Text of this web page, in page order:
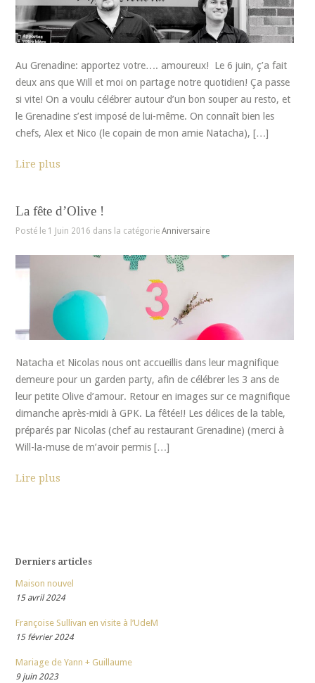
Au Grenadine: apportez votre…. amoureux! Le 6 juin, ç’a fait
deux ans que Will et moi on partage notre quotidien! Ça passe
si vite! On a voulu célébrer autour d’un bon souper au resto, et
le Grenadine s’est imposé de lui-même. On connaît bien les
chefs, Alex et Nico (le copain de mon amie Natacha), […]
Lire plus
La fête d’Olive !
Posté le 1 Juin 2016 dans la catégorie Anniversaire
Natacha et Nicolas nous ont accueillis dans leur magnifique
demeure pour un garden party, afin de célébrer les 3 ans de
leur petite Olive d’amour. Retour en images sur ce magnifique
dimanche après-midi à GPK. La fêtée!! Les délices de la table,
préparés par Nicolas (chef au restaurant Grenadine) (merci à
Will-la-muse de m’avoir permis […]
Lire plus
Derniers articles
Maison nouvel
15 avril 2024
Françoise Sullivan en visite à l’UdeM
15 février 2024
Mariage de Yann + Guillaume
9 juin 2023